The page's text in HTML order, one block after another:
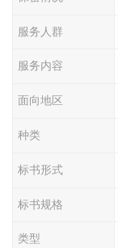
服务人群
服务内容
面向地区
种类
标书形式
标书规格
类型